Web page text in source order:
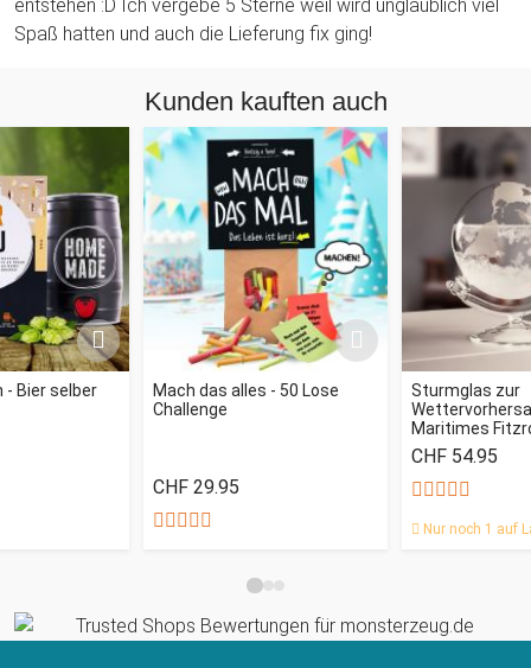
entstehen :D Ich vergebe 5 Sterne weil wird unglaublich viel
Spaß hatten und auch die Lieferung fix ging!
Kunden kauften auch
Bier selber
Mach das alles - 50 Lose
Challenge
CHF 29.95
Sturmglas zur
Maritimes
CHF 54.95
Nur noch 1 auf